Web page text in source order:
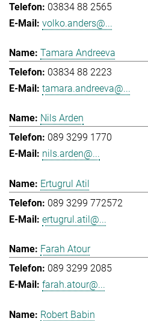
03834 88 2565
volko.anders@...
Tamara Andreeva
03834 88 2223
tamara.andreeva@...
Nils Arden
089 3299 1770
nils.arden@...
Ertugrul Atil
089 3299 772572
ertugrul.atil@...
Farah Atour
089 3299 2085
farah.atour@...
Robert Babin